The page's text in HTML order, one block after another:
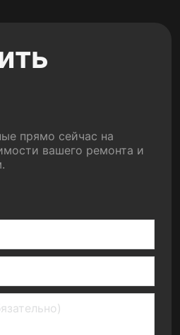
прямо сейчас на
вашего ремонта и